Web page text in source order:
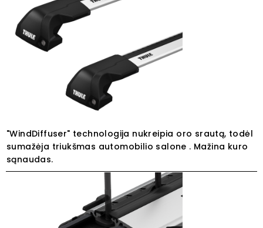
"WindDiffuser" technologija nukreipia oro srautą, todėl
sumažėja triukšmas automobilio salone . Mažina kuro
sąnaudas.